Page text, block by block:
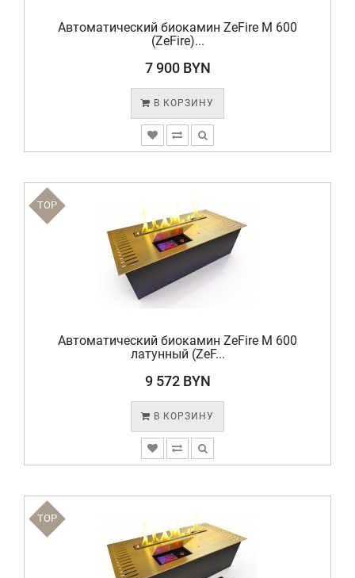
Автоматический биокамин ZeFire М 600
(ZeFire)...
7 900 BYN
В КОРЗИНУ
TOP
Автоматический биокамин ZeFire М 600
латунный (ZeF...
9 572 BYN
В КОРЗИНУ
TOP